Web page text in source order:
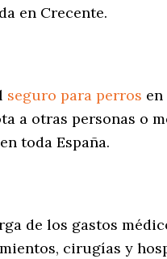
en Crecente.
seguro para perros
a otras personas o
toda España.
de los gastos
cirugías y